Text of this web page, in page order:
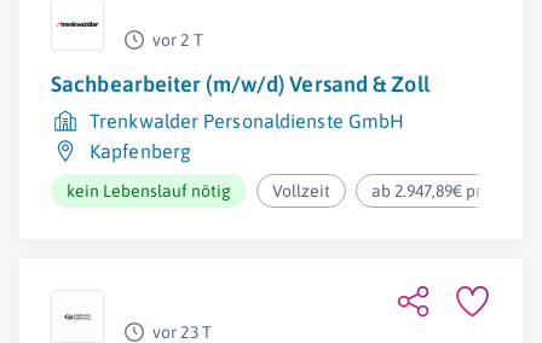
vor 2 T
Sachbearbeiter (m/w/d) Versand & Zoll
Trenkwalder Personaldienste GmbH
Kapfenberg
kein Lebenslauf nötig Vollzeit ab 2.947,89€ pro
vor 23 T